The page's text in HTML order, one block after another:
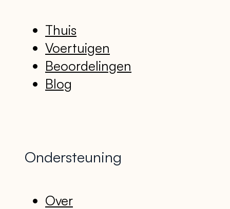
Thuis
Voertuigen
Beoordelingen
Blog
Ondersteuning
Over